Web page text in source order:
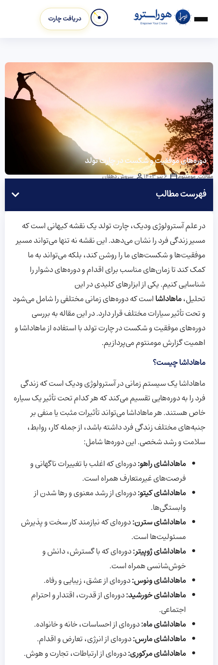
دریافت چارت
دوره‌های موفقیت و شکست در چارت تولد
مقالات,مومنتوم 6 تیر 1403 سروش دهقان
فهرست مطالب
در علم آسترولوژی ودیک، چارت تولد یک نقشه کیهانی است که
مسیر زندگی فرد را نشان می‌دهد. این نقشه نه تنها می‌تواند مسیر
موفقیت‌ها و شکست‌های ما را روشن کند، بلکه می‌تواند به ما
کمک کند تا زمان‌های مناسب برای اقدام و دوره‌های دشوار را
شناسایی کنیم. یکی از ابزارهای کلیدی در این
تحلیل،ماهاداشااست که دوره‌های زمانی مختلفی را شامل می‌شود
و تحت تأثیر سیارات مختلف قرار دارد. در این مقاله به بررسی
دوره‌های موفقیت و شکست در چارت تولد با استفاده از ماهاداشا و
اهمیت گزارش مومنتوم می‌پردازیم.
ماهاداشا چیست؟
ماهاداشا یک سیستم زمانی در آسترولوژی ودیک است که زندگی
فرد را به دوره‌هایی تقسیم می‌کند که هر کدام تحت تأثیر یک سیاره
خاص هستند. هر ماهاداشا می‌تواند تأثیرات مثبت یا منفی بر
جنبه‌های مختلف زندگی فرد داشته باشد، از جمله کار، روابط،
سلامت و رشد شخصی. این دوره‌ها شامل:
ماهاداشای راهو:دوره‌ای که اغلب با تغییرات ناگهانی و
فرصت‌های غیرمتعارف همراه است.
ماهاداشای کیتو:دوره‌ای از رشد معنوی و رها شدن از
وابستگی‌ها.
ماهاداشای سترن:دوره‌ای که نیازمند کار سخت و پذیرش
مسئولیت‌ها است.
ماهاداشای ژوپیتر:دوره‌ای که با گسترش، دانش و
خوش‌شانسی همراه است.
ماهاداشای ونوس:دوره‌ای از عشق، زیبایی و رفاه.
ماهاداشای خورشید:دوره‌ای از قدرت، اقتدار و احترام
اجتماعی.
ماهاداشای ماه:دوره‌ای از احساسات، خانه و خانواده.
ماهاداشای مارس:دوره‌ای از انرژی، تعارض و اقدام.
ماهاداشای مرکوری:دوره‌ای از ارتباطات، تجارت و هوش.